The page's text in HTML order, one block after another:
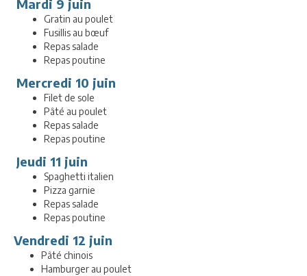
Mardi 9 juin
Gratin au poulet
Fusillis au bœuf
Repas salade
Repas poutine
Mercredi 10 juin
Filet de sole
Pâté au poulet
Repas salade
Repas poutine
Jeudi 11 juin
Spaghetti italien
Pizza garnie
Repas salade
Repas poutine
Vendredi 12 juin
Pâté chinois
Hamburger au poulet